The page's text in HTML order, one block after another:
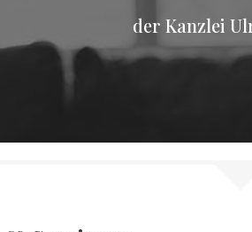
der Kanzlei